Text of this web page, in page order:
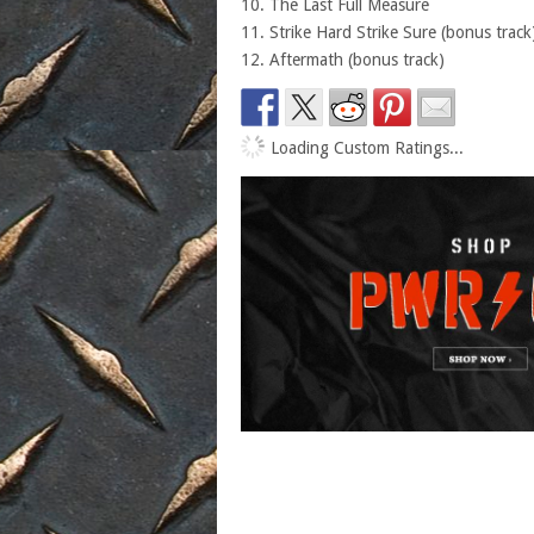
10. The Last Full Measure
11. Strike Hard Strike Sure (bonus
12. Aftermath (bonus track)
Loading Custom Ratings...